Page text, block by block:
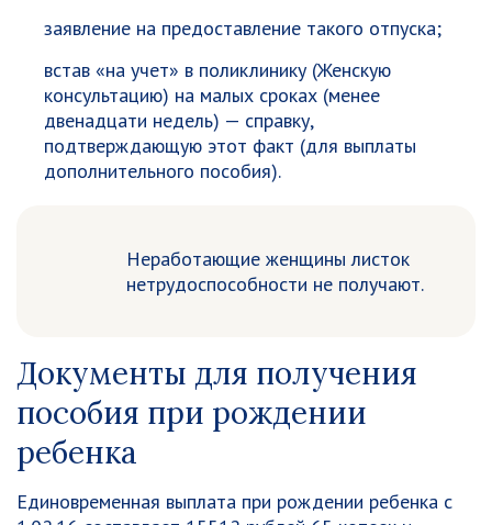
заявление на предоставление такого отпуска;
встав «на учет» в поликлинику (Женскую
консультацию) на малых сроках (менее
двенадцати недель) — справку,
подтверждающую этот факт (для выплаты
дополнительного пособия).
Неработающие женщины листок
нетрудоспособности не получают.
Документы для получения
пособия при рождении
ребенка
Единовременная выплата при рождении ребенка с